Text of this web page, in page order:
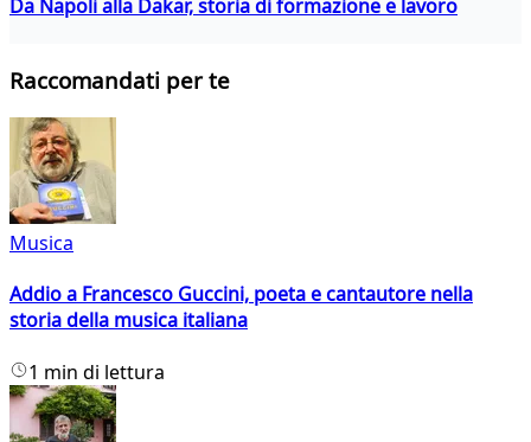
Da Napoli alla Dakar, storia di formazione e lavoro
Raccomandati per te
Musica
Addio a Francesco Guccini, poeta e cantautore nella
storia della musica italiana
1 min di lettura